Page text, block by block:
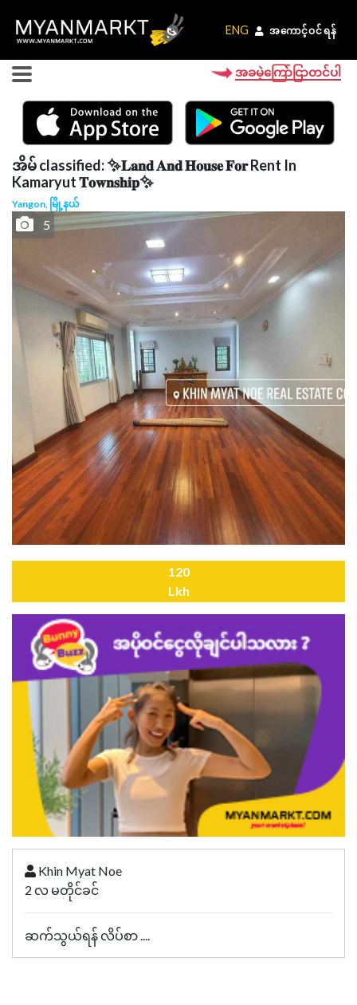
ENG အကောင့်ဝင်ရန်
ENG အကောင့်ဝင်ရန်
အခမဲ့ကြော်ငြာတင်ပါ
အိမ် classified: ✨𝐋𝐚𝐧𝐝 𝐀𝐧𝐝 𝐇𝐨𝐮𝐬𝐞 𝐅𝐨𝐫 Rent In
Kamaryut 𝐓𝐨𝐰𝐧𝐬𝐡𝐢𝐩✨
Yangon, မြို့နယ်
5
120
Lkh
Khin Myat Noe
2 လ မတိုင်ခင်
ဆက်သွယ်ရန် လိပ်စာ ....